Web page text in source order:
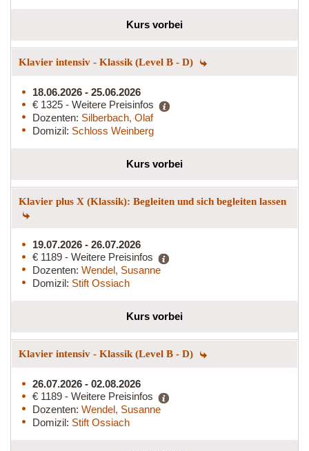
Kurs vorbei
Klavier intensiv - Klassik (Level B - D)
18.06.2026 - 25.06.2026
€ 1325 - Weitere Preisinfos
Dozenten: Silberbach, Olaf
Domizil: Schloss Weinberg
Kurs vorbei
Klavier plus X (Klassik): Begleiten und sich begleiten lassen
19.07.2026 - 26.07.2026
€ 1189 - Weitere Preisinfos
Dozenten: Wendel, Susanne
Domizil: Stift Ossiach
Kurs vorbei
Klavier intensiv - Klassik (Level B - D)
26.07.2026 - 02.08.2026
€ 1189 - Weitere Preisinfos
Dozenten: Wendel, Susanne
Domizil: Stift Ossiach